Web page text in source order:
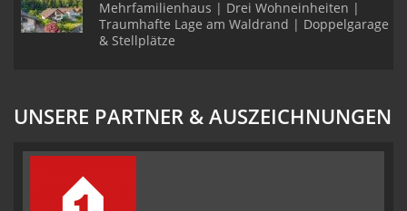
Mehrfamilienhaus | Drei Wohneinheiten |
Traumhafte Lage am Waldrand | Doppelgarage
& Stellplätze
UNSERE PARTNER & AUSZEICHNUNGEN